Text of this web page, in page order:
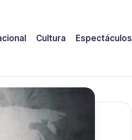
Cultura Espectáculos